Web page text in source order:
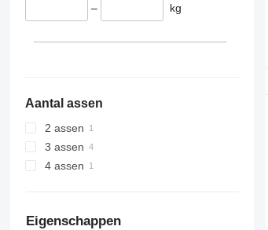
– kg
Aantal assen
2 assen
3 assen
4 assen
Eigenschappen